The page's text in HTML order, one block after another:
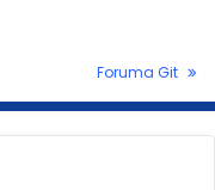
Foruma Git